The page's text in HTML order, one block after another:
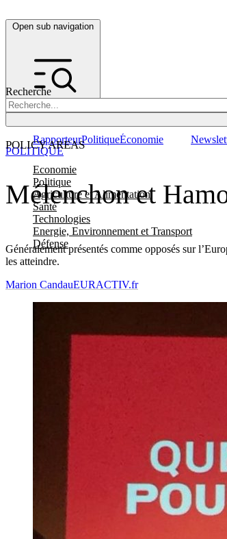
Open sub navigation
Recherche
POLICY AREAS
Economie
Politique
Agriculture et Alimentation
Santé
Technologies
Energie, Environnement et Transport
Défense
RapporteurPolitiqueÉconomie
Mélenchon et
Généralement présentés comme opposés sur
les atteindre.
POLITIQUE
Marion CandauEURACTIV.fr